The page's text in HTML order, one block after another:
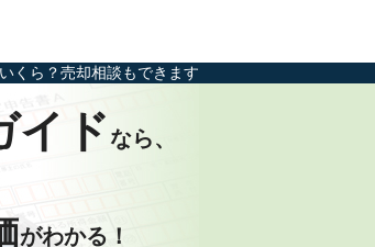
くら？売却相談もできます
イドなら、
がわかる！